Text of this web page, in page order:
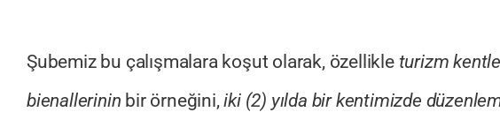
Şubemiz bu çalışmalara koşut olarak, özellikle turizm
bienallerinin bir örneğini,iki (2) yılda bir kentimizde